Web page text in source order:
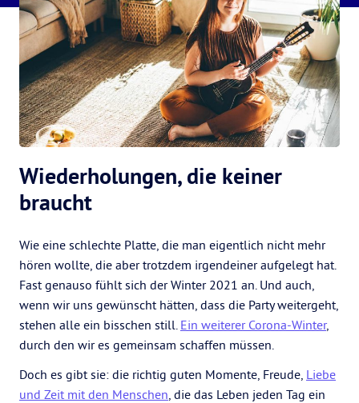
Wiederholungen, die keiner
braucht
Wie eine schlechte Platte, die man eigentlich nicht mehr
hören wollte, die aber trotzdem irgendeiner aufgelegt hat.
Fast genauso fühlt sich der Winter 2021 an. Und auch,
wenn wir uns gewünscht hätten, dass die Party weitergeht,
stehen alle ein bisschen still. Ein weiterer Corona-Winter,
durch den wir es gemeinsam schaffen müssen.
Doch es gibt sie: die richtig guten Momente, Freude, Liebe
und Zeit mit den Menschen, die das Leben jeden Tag ein